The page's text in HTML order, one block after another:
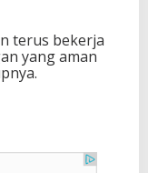
terus bekerja
yang aman